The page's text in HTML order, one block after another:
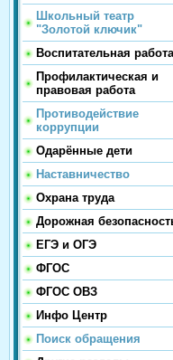
Школьный театр
"Золотой ключик"
Воспитательная работа
Профилактическая и
правовая работа
Противодействие
коррупции
Одарённые дети
Наставничество
Охрана труда
Дорожная
ЕГЭ и ОГЭ
ФГОС
ФГОС ОВЗ
Инфо Центр
Поиск обращения